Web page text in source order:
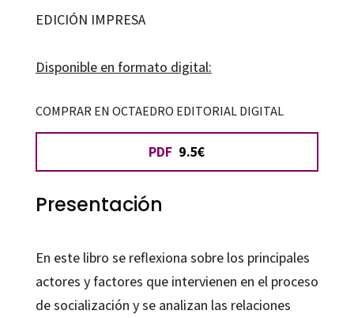
educativo
prevenir
violencia
en
escuela
cantidad
EDICIÓN IMPRESA
Disponible en formato digital:
COMPRAR EN OCTAEDRO EDITORIAL DIGITAL
PDF 9.5€
Presentación
En este libro se reflexiona sobre los principales
actores y factores que intervienen en el proceso
de socialización y se analizan las relaciones